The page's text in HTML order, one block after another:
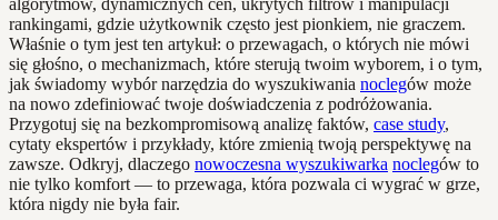
rankingami, gdzie użytkownik często jest pionkiem, nie graczem.
Właśnie o tym jest ten artykuł: o przewagach, o których nie mówi
się głośno, o mechanizmach, które sterują twoim wyborem, i o tym,
jak świadomy wybór narzędzia do wyszukiwania noclegów może
na nowo zdefiniować twoje doświadczenia z podróżowania.
Przygotuj się na bezkompromisową analizę faktów, case study,
cytaty ekspertów i przykłady, które zmienią twoją perspektywę na
zawsze. Odkryj, dlaczego nowoczesna wyszukiwarka noclegów to
nie tylko komfort — to przewaga, która pozwala ci wygrać w grze,
która nigdy nie była fair.